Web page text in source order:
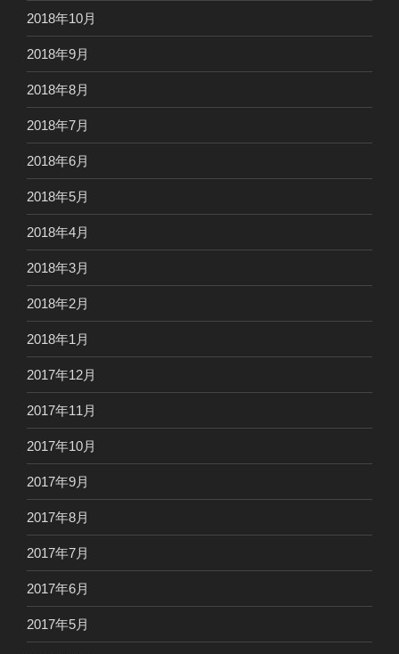
2018年10月
2018年9月
2018年8月
2018年7月
2018年6月
2018年5月
2018年4月
2018年3月
2018年2月
2018年1月
2017年12月
2017年11月
2017年10月
2017年9月
2017年8月
2017年7月
2017年6月
2017年5月